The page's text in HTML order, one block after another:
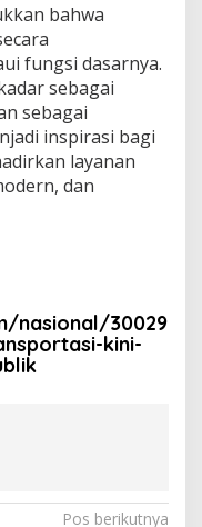
bahwa
fungsi dasarnya.
sebagai
sebagai
inspirasi bagi
layanan
dan
nasional/30029
kini-
Pos berikutnya